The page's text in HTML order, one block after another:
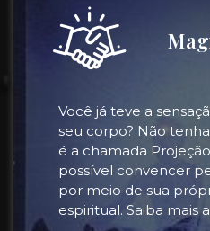
Você já teve a
seu corpo? Não
é a chamada
possível convencer
por meio de sua
espiritual. Saiba mais